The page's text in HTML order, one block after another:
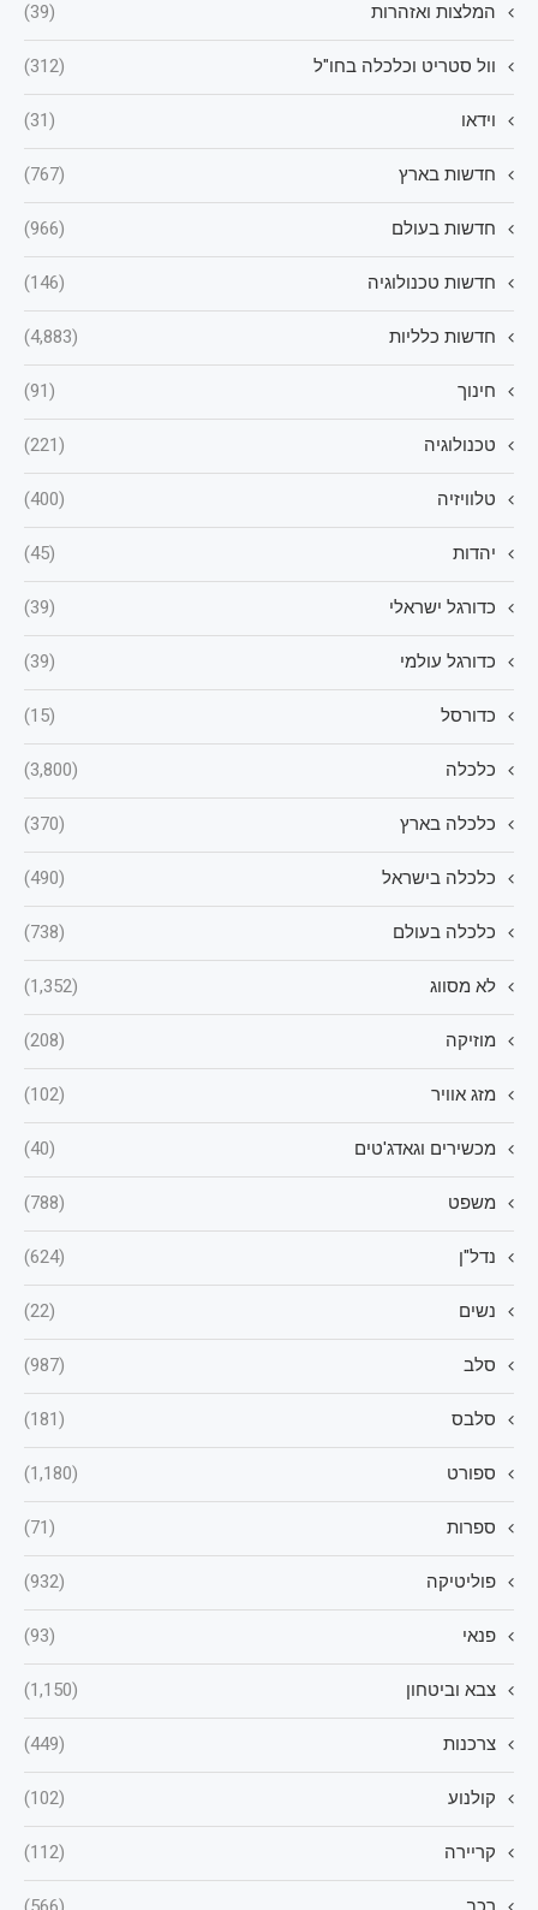
המלצות ואזהרות (39)
וול סטריט וכלכלה בחו"ל (312)
וידאו (31)
חדשות בארץ (767)
חדשות בעולם (966)
חדשות טכנולוגיה (146)
חדשות כלליות (4,883)
חינוך (91)
טכנולוגיה (221)
טלוויזיה (400)
יהדות (45)
כדורגל ישראלי (39)
כדורגל עולמי (39)
כדורסל (15)
כלכלה (3,800)
כלכלה בארץ (370)
כלכלה בישראל (490)
כלכלה בעולם (738)
לא מסווג (1,352)
מוזיקה (208)
מזג אוויר (102)
מכשירים וגאדג'טים (40)
משפט (788)
נדל"ן (624)
נשים (22)
סלב (987)
סלבס (181)
ספורט (1,180)
ספרות (71)
פוליטיקה (932)
פנאי (93)
צבא וביטחון (1,150)
צרכנות (449)
קולנוע (102)
קריירה (112)